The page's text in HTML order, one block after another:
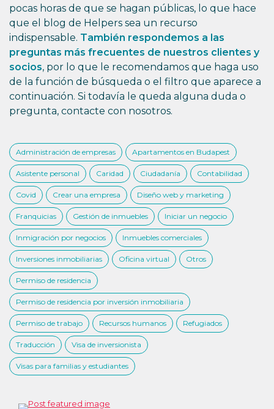
pocas horas de que se hagan públicas, lo que hace
que el blog de Helpers sea un recurso
indispensable. También respondemos a las
preguntas más frecuentes de nuestros clientes y
socios, por lo que le recomendamos que haga uso
de la función de búsqueda o el filtro que aparece a
continuación. Si todavía le queda alguna duda o
pregunta, contacte con nosotros.
Administración de empresas Apartamentos en Budapest
Asistente personal Caridad Ciudadanía Contabilidad
Covid Crear una empresa Diseño web y marketing
Franquicias Gestión de inmuebles Iniciar un negocio
Inmigración por negocios Inmuebles comerciales
Inversiones inmobiliarias Oficina virtual Otros
Permiso de residencia
Permiso de residencia por inversión inmobiliaria
Permiso de trabajo Recursos humanos Refugiados
Traducción Visa de inversionista
Visas para familias y estudiantes